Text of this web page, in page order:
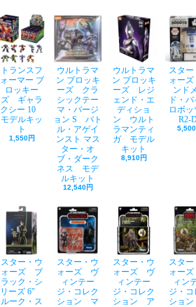
トランスフ
ォーマー ブ
ロッキー
ズ ギャラ
クシー 10
モデルキッ
ト
1,550円
ウルトラマ
ン ブロッキ
ーズ クラ
シックテー
マ・バージ
ョン S バト
ル・アゲイ
ンスト マス
ター・オ
ブ・ダーク
ネス モデ
ルキット
12,540円
ウルトラマ
ン ブロッキ
ーズ レジ
ェンド・エ
ディショ
ン ウルト
ラマンティ
ガ モデル
キット
8,910円
スター
ォー
ンド
ド・バ
ロボ
R2-
スター・ウ
ォーズ ブ
ラック・シ
リーズ 6"
ルーク・ス
スター・ウ
ォーズ ヴ
ィンテー
ジ・コレク
ション マ
スター・ウ
ォーズ ヴ
ィンテー
ジ・コレク
ション ア
スター
ォー
ィン
ジ・コ
ショ